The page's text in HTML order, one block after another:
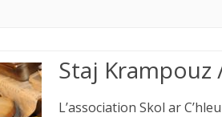
Staj Krampouz
L’association Skol ar